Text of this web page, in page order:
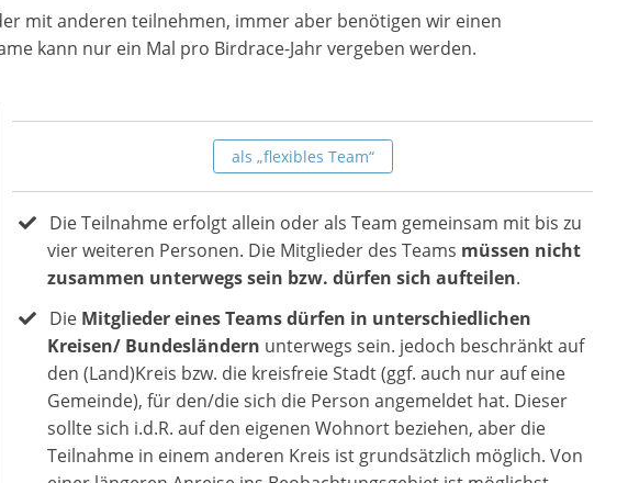
mit anderen teilnehmen, immer aber benötigen wir einen
kann nur ein Mal pro Birdrace-Jahr vergeben werden.
als „flexibles Team“
Die Teilnahme erfolgt allein oder als Team gemeinsam mit bis zu
vier weiteren Personen. Die Mitglieder des Teams müssen nicht
zusammen unterwegs sein bzw. dürfen sich aufteilen.
Die Mitglieder eines Teams dürfen in unterschiedlichen
Kreisen/ Bundesländern unterwegs sein. jedoch beschränkt auf
den (Land)Kreis bzw. die kreisfreie Stadt (ggf. auch nur auf eine
Gemeinde), für den/die sich die Person angemeldet hat. Dieser
sollte sich i.d.R. auf den eigenen Wohnort beziehen, aber die
Teilnahme in einem anderen Kreis ist grundsätzlich möglich. Von